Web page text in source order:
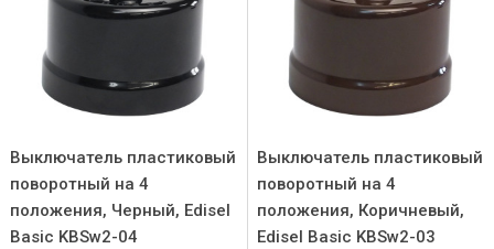
Выключатель пластиковый
поворотный на 4
положения, Черный, Edisel
Basic KBSw2-04
Выключатель пластиковый
поворотный на 4
положения, Коричневый,
Edisel Basic KBSw2-03